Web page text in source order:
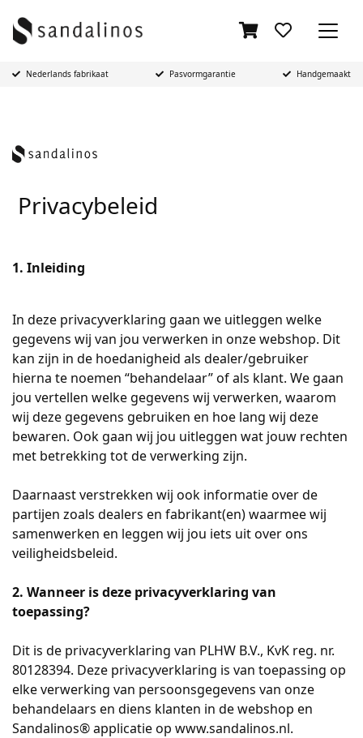
Nederlands fabrikaat Pasvormgarantie Handgemaakt
Privacybeleid
1. Inleiding
In deze privacyverklaring gaan we uitleggen welke
gegevens wij van jou verwerken in onze webshop. Dit
kan zijn in de hoedanigheid als dealer/gebruiker
hierna te noemen “behandelaar” of als klant. We gaan
jou vertellen welke gegevens wij verwerken, waarom
wij deze gegevens gebruiken en hoe lang wij deze
bewaren. Ook gaan wij jou uitleggen wat jouw rechten
met betrekking tot de verwerking zijn.
Daarnaast verstrekken wij ook informatie over de
partijen zoals dealers en fabrikant(en) waarmee wij
samenwerken en leggen wij jou iets uit over ons
veiligheidsbeleid.
2. Wanneer is deze privacyverklaring van
toepassing?
Dit is de privacyverklaring van PLHW B.V., KvK reg. nr.
80128394. Deze privacyverklaring is van toepassing op
elke verwerking van persoonsgegevens van onze
behandelaars en diens klanten in de webshop en
Sandalinos® applicatie op www.sandalinos.nl.